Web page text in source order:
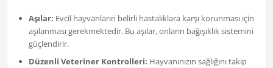
Aşılar: Evcil hayvanların belirli hastalıklara karşı korunması için
aşılanması gerekmektedir. Bu aşılar, onların bağışıklık sistemini
güçlendirir.
Düzenli Veteriner Kontrolleri: Hayvanınızın sağlığını takip